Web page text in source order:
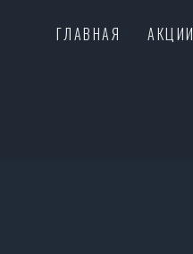
ГЛАВНАЯ АКЦИИ